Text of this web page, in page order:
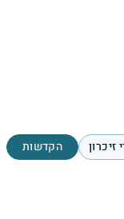
הקדשות